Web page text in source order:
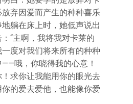
弃因爱而产生的种种喜乐
躺在床上时，她低声说出
“主啊，我将我对卡莱的
度对我们将来所有的种种
哦，你晓得我的心意！
求你让我能用你的眼光去
的爱去爱他，也能像你爱